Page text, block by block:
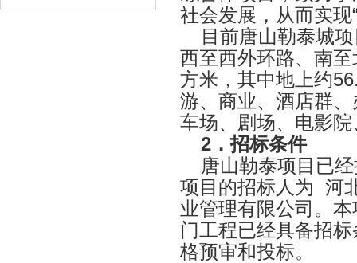
社会发展，从而实
目前唐山勒泰城
西至西外环路、南
方米，其中地上约
游、商业、酒店群
车场、剧场、电影
2 ．招标条件
唐山勒泰项目已
项目的招标人为 河
业管理有限公司。
门工程已经具备招
格预审和投标。